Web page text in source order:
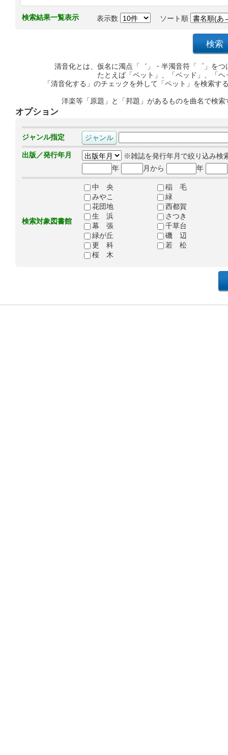
検索結果一覧表示 表示数 ソート順
清音化とは、仮名に濁点「゛」・半濁音符「゜」を
たとえば「ペット」、「ベッド」、「
「清音化する」のチェックを外して「ペット」を検索
洋楽等「原題」と「邦題」があるものを曲名で検
オプション
ジャンル指定
出版／発行年月
※雑誌を発行年月で絞り込み検
年
月から 年
検索対象図書館
中 央
稲 毛
みやこ
緑
花団地
西都賀
生 浜
さつき
幕 張
千草台
緑が丘
磯 辺
更 科
若 松
桜 木